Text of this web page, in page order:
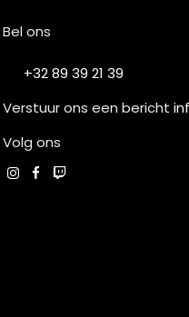
Bel ons
+32 89 39 21 39
Verstuur ons een bericht
Volg ons